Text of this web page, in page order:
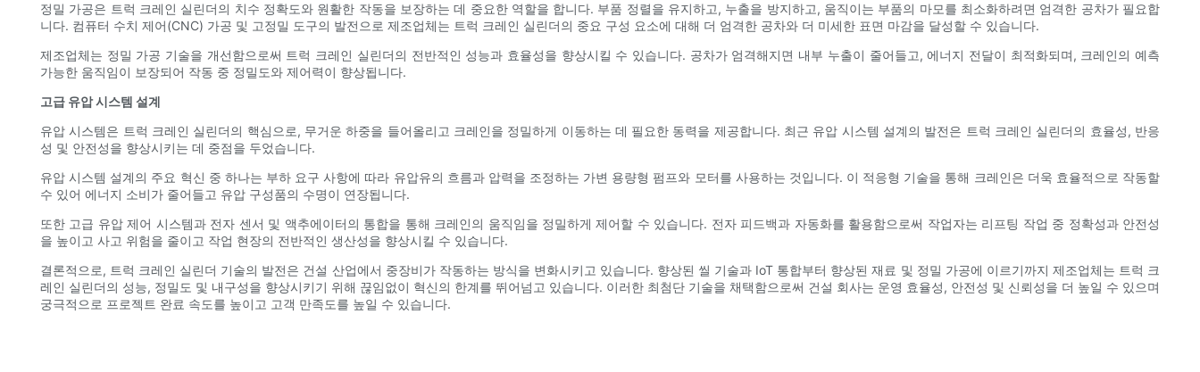
정밀 가공은 트럭 크레인 실린더의 치수 정확도와 원활한 작동을 보장하는 데 중요한 역할을 합니다. 부품 정렬을 유지하고, 누출을 방지하고, 움직이는 부품의 마모를 최소화하려면 엄격한 공차가 필요합
니다. 컴퓨터 수치 제어(CNC) 가공 및 고정밀 도구의 발전으로 제조업체는 트럭 크레인 실린더의 중요 구성 요소에 대해 더 엄격한 공차와 더 미세한 표면 마감을 달성할 수 있습니다.
제조업체는 정밀 가공 기술을 개선함으로써 트럭 크레인 실린더의 전반적인 성능과 효율성을 향상시킬 수 있습니다. 공차가 엄격해지면 내부 누출이 줄어들고, 에너지 전달이 최적화되며, 크레인의 예측
가능한 움직임이 보장되어 작동 중 정밀도와 제어력이 향상됩니다.
고급 유압 시스템 설계
유압 시스템은 트럭 크레인 실린더의 핵심으로, 무거운 하중을 들어올리고 크레인을 정밀하게 이동하는 데 필요한 동력을 제공합니다. 최근 유압 시스템 설계의 발전은 트럭 크레인 실린더의 효율성, 반응
성 및 안전성을 향상시키는 데 중점을 두었습니다.
유압 시스템 설계의 주요 혁신 중 하나는 부하 요구 사항에 따라 유압유의 흐름과 압력을 조정하는 가변 용량형 펌프와 모터를 사용하는 것입니다. 이 적응형 기술을 통해 크레인은 더욱 효율적으로 작동할
수 있어 에너지 소비가 줄어들고 유압 구성품의 수명이 연장됩니다.
또한 고급 유압 제어 시스템과 전자 센서 및 액추에이터의 통합을 통해 크레인의 움직임을 정밀하게 제어할 수 있습니다. 전자 피드백과 자동화를 활용함으로써 작업자는 리프팅 작업 중 정확성과 안전성
을 높이고 사고 위험을 줄이고 작업 현장의 전반적인 생산성을 향상시킬 수 있습니다.
결론적으로, 트럭 크레인 실린더 기술의 발전은 건설 산업에서 중장비가 작동하는 방식을 변화시키고 있습니다. 향상된 씰 기술과 IoT 통합부터 향상된 재료 및 정밀 가공에 이르기까지 제조업체는 트럭 크
레인 실린더의 성능, 정밀도 및 내구성을 향상시키기 위해 끊임없이 혁신의 한계를 뛰어넘고 있습니다. 이러한 최첨단 기술을 채택함으로써 건설 회사는 운영 효율성, 안전성 및 신뢰성을 더 높일 수 있으며
궁극적으로 프로젝트 완료 속도를 높이고 고객 만족도를 높일 수 있습니다.